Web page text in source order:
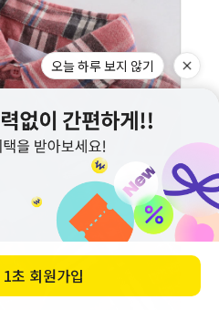
오늘 하루 보지 않기
1초 회원가입